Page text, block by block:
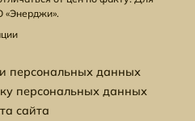
«Энерджи».
персональных данных
персональных данных
сайта